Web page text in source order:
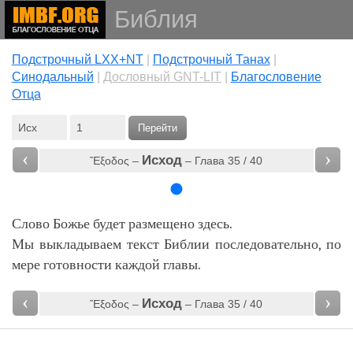
Библия
Подстрочный LXX+NT| Подстрочный Танах|
Cинодальный
Дословный GNT-LIT|
Благословение
Отца
Перейти
‹ Ἔξοδος – Исход – Глава 35 / 40 ›
Слово Божье будет размещено здесь.
Мы выкладываем текст Библии последовательно, по
мере готовности каждой главы.
‹ Ἔξοδος – Исход – Глава 35 / 40 ›